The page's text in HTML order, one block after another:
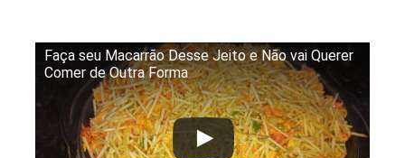
Faça seu Macarrão Desse Jeito e Não vai Querer
Comer de Outra Forma